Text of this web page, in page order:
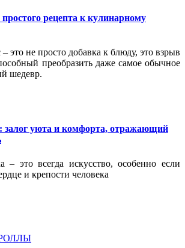
рецепта к кулинарному
это не просто добавка к блюду, это взрыв
преобразить даже самое обычное
шедевр.
залог уюта и комфорта, отражающий
– это всегда искусство, особенно если
и крепости человека